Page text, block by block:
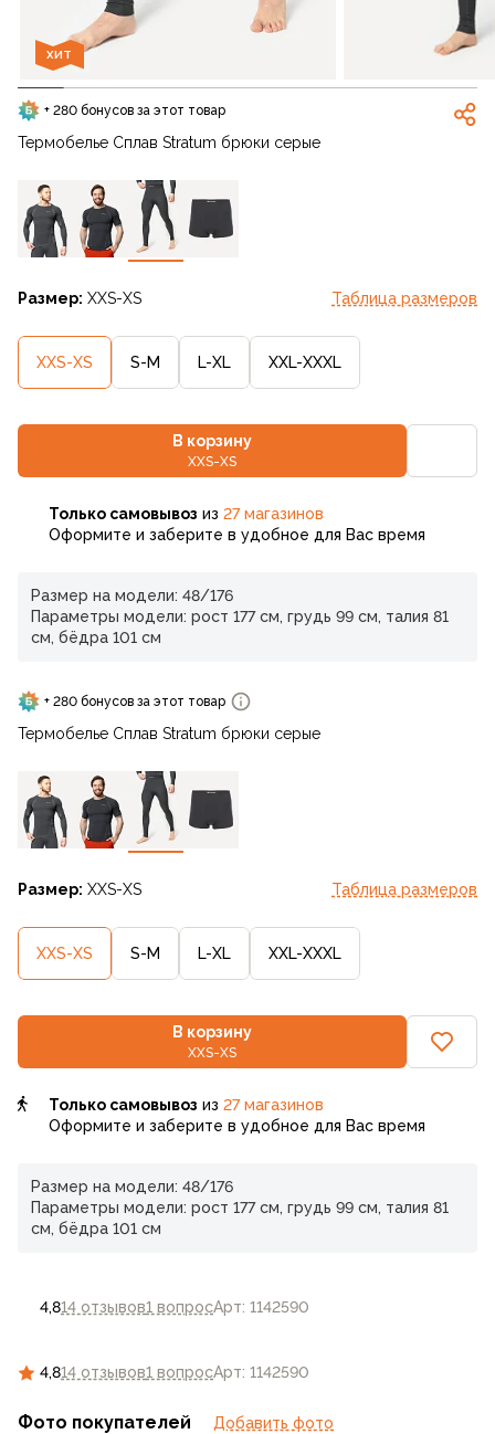
ХИТ
+ 280 бонусов за этот товар
Термобелье Сплав Stratum брюки серые
Размер: XXS-XS Таблица размеров
XXS-XS S-M L-XL XXL-XXXL
В корзину
XXS-XS
4,814 отзывов1 вопросАрт: 1142590
Только самовывоз из 27 магазинов
Оформите и заберите в удобное для Вас время
Размер на модели: 48/176
Параметры модели: рост 177 см, грудь 99 см, талия 81
см, бёдра 101 см
+ 280 бонусов за этот товар
Термобелье Сплав Stratum брюки серые
Размер: XXS-XS Таблица размеров
XXS-XS S-M L-XL XXL-XXXL
В корзину
XXS-XS
4,814 отзывов1 вопросАрт: 1142590
Только самовывоз из 27 магазинов
Оформите и заберите в удобное для Вас время
Размер на модели: 48/176
Параметры модели: рост 177 см, грудь 99 см, талия 81
см, бёдра 101 см
Фото покупателей Добавить фото